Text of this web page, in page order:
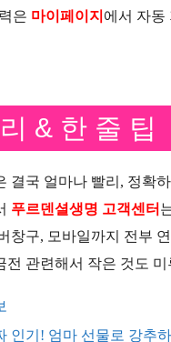
은 마이페이지 에서 자동
& 한 줄 팁
결국 얼마나 빨리, 정확
푸르덴셜생명 고객센터
창구, 모바일까지 전부
전 관련해서 작은 것도
인기! 엄마 선물로 강추